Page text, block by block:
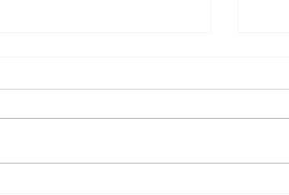
DAL DIRE ALL’ESSERE